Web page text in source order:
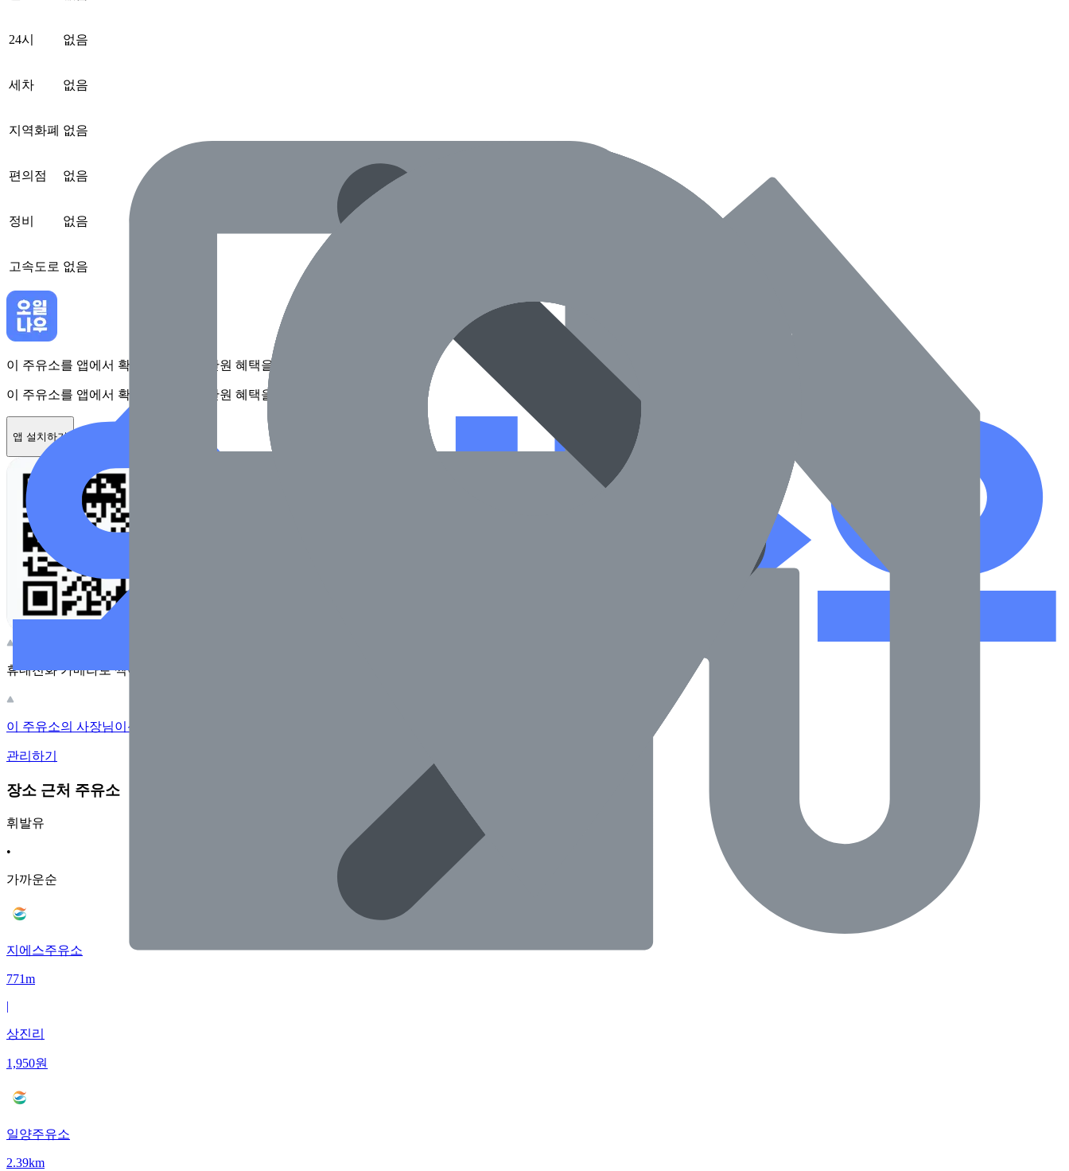
24시 없음
세차 없음
지역화폐 없음
편의점 없음
정비 없음
고속도로 없음
이 주유소를 앱에서 확인하고 최대 1만원 혜택을 받아보세요
이 주유소를 앱에서 확인하고 최대 1만원 혜택을 받아보세요
앱 설치하기
휴대전화 카메라로 찍어보세요
이 주유소의 사장님이신가요?
관리하기
장소 근처 주유소
휘발유
•
가까운순
지에스주유소
771m
|
상진리
1,950원
일양주유소
2.39km